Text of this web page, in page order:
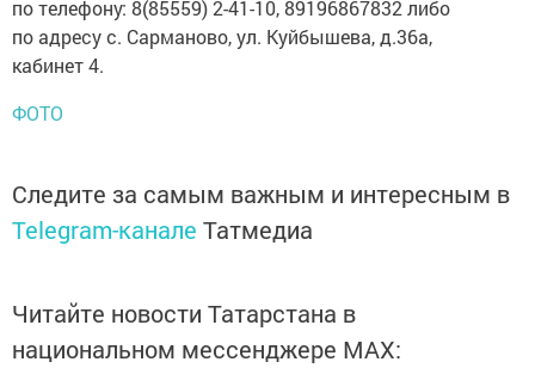
по телефону: 8(85559) 2-41-10, 89196867832 либо
по адресу с. Сарманово, ул. Куйбышева, д.36а,
кабинет 4.
ФОТО
Следите за самым важным и интересным в
Telegram-канале Татмедиа
Читайте новости Татарстана в
национальном мессенджере MАХ: